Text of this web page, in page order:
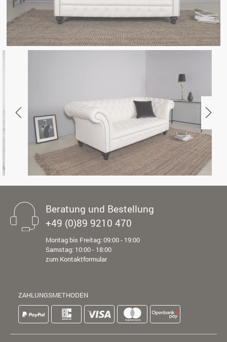
Beratung und Bestellung
+49 (0)89 9210 470
Montag bis Freitag: 09:00 - 19:00
Samstag: 10:00 - 18:00
zum Kontaktformular
ZAHLUNGSMETHODEN